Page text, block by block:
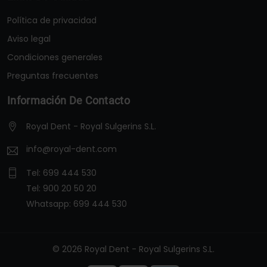
Política de privacidad
Aviso legal
Condiciones generales
Preguntas frecuentes
Información De Contacto
Royal Dent - Royal Sulgerins S.L.
info@royal-dent.com
Tel: 699 444 530
Tel: 900 20 50 20
Whatsapp: 699 444 530
© 2026 Royal Dent - Royal Sulgerins S.L.